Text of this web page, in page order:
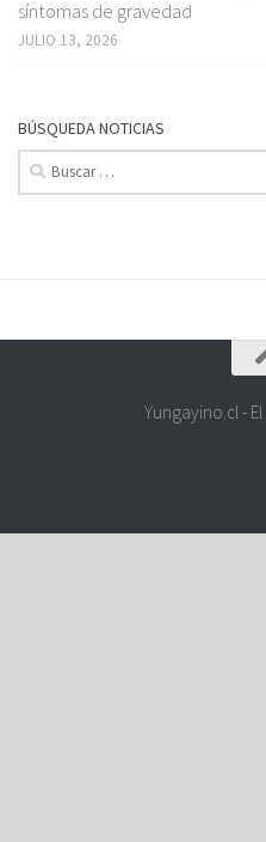
síntomas de gravedad
JULIO 13, 2026
BÚSQUEDA NOTICIAS
Buscar:
Yungayino.cl -